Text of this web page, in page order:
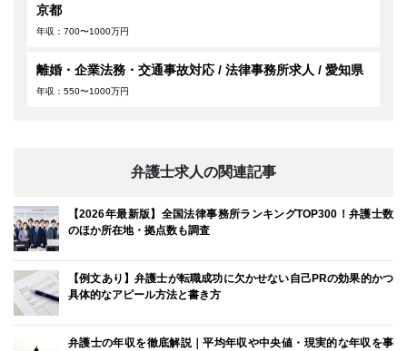
京都
年収：700〜1000万円
離婚・企業法務・交通事故対応 / 法律事務所求人 / 愛知県
年収：550〜1000万円
弁護士求人の関連記事
【2026年最新版】全国法律事務所ランキングTOP300！弁護士数
のほか所在地・拠点数も調査
【例文あり】弁護士が転職成功に欠かせない自己PRの効果的かつ
具体的なアピール方法と書き方
弁護士の年収を徹底解説｜平均年収や中央値・現実的な年収を事